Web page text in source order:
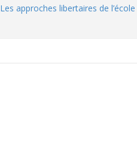
Les approches libertaires de